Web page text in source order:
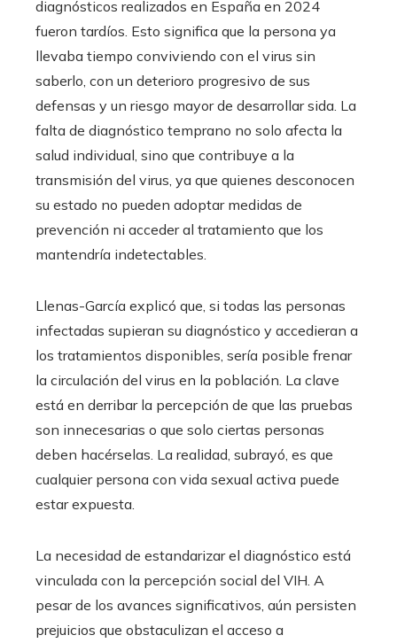
diagnósticos realizados en España en 2024
fueron tardíos. Esto significa que la persona ya
llevaba tiempo conviviendo con el virus sin
saberlo, con un deterioro progresivo de sus
defensas y un riesgo mayor de desarrollar sida. La
falta de diagnóstico temprano no solo afecta la
salud individual, sino que contribuye a la
transmisión del virus, ya que quienes desconocen
su estado no pueden adoptar medidas de
prevención ni acceder al tratamiento que los
mantendría indetectables.
Llenas-García explicó que, si todas las personas
infectadas supieran su diagnóstico y accedieran a
los tratamientos disponibles, sería posible frenar
la circulación del virus en la población. La clave
está en derribar la percepción de que las pruebas
son innecesarias o que solo ciertas personas
deben hacérselas. La realidad, subrayó, es que
cualquier persona con vida sexual activa puede
estar expuesta.
La necesidad de estandarizar el diagnóstico está
vinculada con la percepción social del VIH. A
pesar de los avances significativos, aún persisten
prejuicios que obstaculizan el acceso a